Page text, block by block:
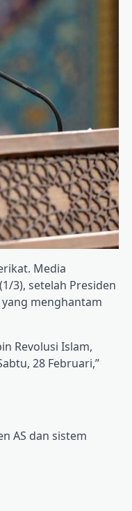
Media
3), setelah Presiden
menghantam
Revolusi Islam,
28 Februari,”
AS dan sistem